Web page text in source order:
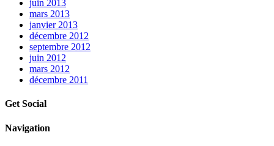
juin 2013
mars 2013
janvier 2013
décembre 2012
septembre 2012
juin 2012
mars 2012
décembre 2011
Get Social
Navigation